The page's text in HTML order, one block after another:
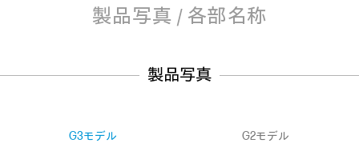
製品写真 / 各部名称
製品写真
G3モデル G2モデル